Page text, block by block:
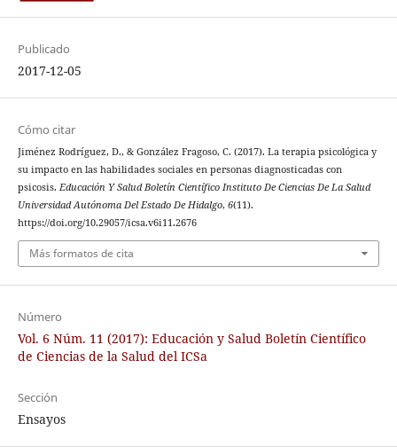
Publicado
2017-12-05
Cómo citar
Jiménez Rodríguez, D., & González Fragoso, C. (2017). La terapia psicológica y
su impacto en las habilidades sociales en personas diagnosticadas con
psicosis. Educación Y Salud Boletín Científico Instituto De Ciencias De La Salud
Universidad Autónoma Del Estado De Hidalgo, 6(11).
https://doi.org/10.29057/icsa.v6i11.2676
Más formatos de cita
Número
Vol. 6 Núm. 11 (2017): Educación y Salud Boletín Científico
de Ciencias de la Salud del ICSa
Sección
Ensayos